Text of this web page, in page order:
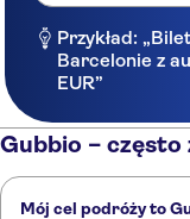
Przykład:
Barcelonie z
EUR”
Gubbio – często
Mój cel podróży to